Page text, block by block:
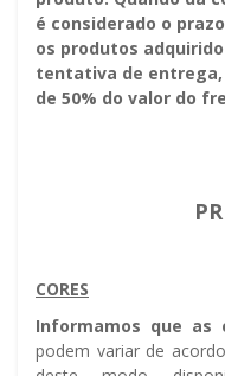
é considerado o
os produtos
tentativa de entrega,
de 50% do valor do
CORES
Informamos que as
podem variar de